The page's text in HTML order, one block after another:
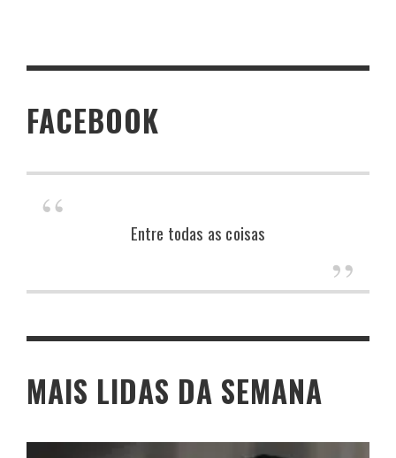
FACEBOOK
Entre todas as coisas
MAIS LIDAS DA SEMANA